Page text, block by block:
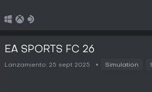
EA SPORTS FC 26
Lanzamiento: 25 sept 2025 Simulation